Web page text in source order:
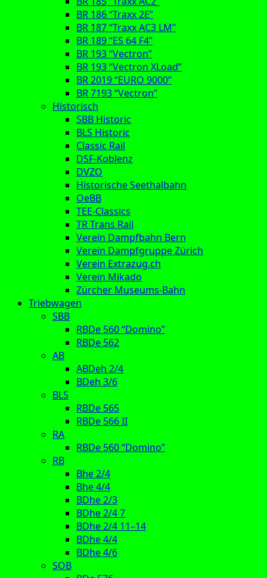
BR 186 “Traxx 2E”
BR 187 “Traxx AC3 LM”
BR 189 “ES 64 F4”
BR 193 “Vectron”
BR 193 “Vectron XLoad”
BR 2019 “EURO 9000”
BR 7193 “Vectron”
Historisch
SBB Historic
BLS Historic
Classic Rail
DSF-Koblenz
DVZO
Historische Seethalbahn
OeBB
TEE-Classics
TR Trans Rail
Verein Dampfbahn Bern
Verein Dampfgruppe Zürich
Verein Extrazug.ch
Verein Mikado
Zürcher Museums-Bahn
Triebwagen
SBB
RBDe 560 “Domino”
RBDe 562
AB
ABDeh 2/4
BDeh 3/6
BLS
RBDe 565
RBDe 566 II
RA
RBDe 560 “Domino”
RB
Bhe 2/4
Bhe 4/4
BDhe 2/3
BDhe 2/4 7
BDhe 2/4 11–14
BDhe 4/4
BDhe 4/6
SOB